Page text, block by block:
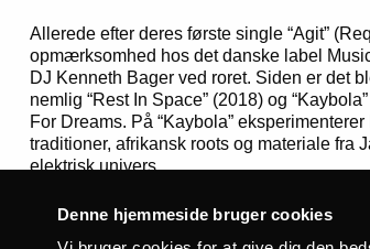
Denne hjemmeside bruger cookies
Allerede efter deres første single “Agit”
opmærksomhed hos det danske label
DJ Kenneth Bager ved roret. Siden er det
nemlig “Rest In Space” (2018) og
For Dreams. På “Kaybola”
traditioner, afrikansk roots og materiale fra
elektrisk univers.
Glæd dig til syret og funky sensommer-